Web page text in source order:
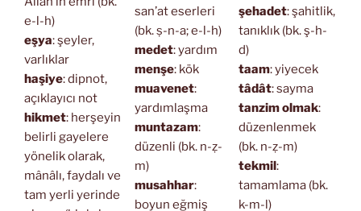
e-l-h)
eşya: şeyler,
varlıklar
haşiye: dipnot,
açıklayıcı not
hikmet: herşeyin
belirli gayelere
yönelik olarak,
mânâlı, faydalı ve
tam yerli yerinde
san’at eserleri
(bk. ṣ-n-a; e-l-h)
medet: yardım
menşe: kök
muavenet:
yardımlaşma
muntazam:
düzenli (bk. n-ẓ-
m)
musahhar:
boyun eğmiş
şehadet: şahitlik,
tanıklık (bk. ş-h-
d)
taam: yiyecek
tâdât: sayma
tanzim olmak:
düzenlenmek
(bk. n-ẓ-m)
tekmil :
tamamlama (bk.
k-m-l)